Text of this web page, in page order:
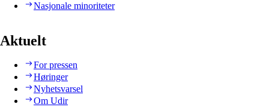
Nasjonale minoriteter
Aktuelt
For pressen
Høringer
Nyhetsvarsel
Om Udir